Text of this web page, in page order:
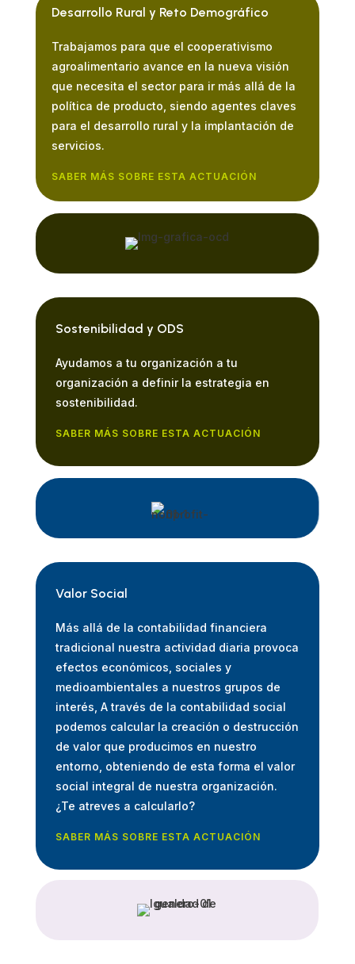
Desarrollo Rural y Reto Demográfico
Trabajamos para que el cooperativismo
agroalimentario avance en la nueva visión
que necesita el sector para ir más allá de la
política de producto, siendo agentes claves
para el desarrollo rural y la implantación de
servicios.
SABER MÁS SOBRE ESTA ACTUACIÓN
Sostenibilidad y ODS
Ayudamos a tu organización a tu
organización a definir la estrategia en
sostenibilidad.
SABER MÁS SOBRE ESTA ACTUACIÓN
Valor Social
Más allá de la contabilidad financiera
tradicional nuestra actividad diaria provoca
efectos económicos, sociales y
medioambientales a nuestros grupos de
interés, A través de la contabilidad social
podemos calcular la creación o destrucción
de valor que producimos en nuestro
entorno, obteniendo de esta forma el valor
social integral de nuestra organización.
¿Te atreves a calcularlo?
SABER MÁS SOBRE ESTA ACTUACIÓN